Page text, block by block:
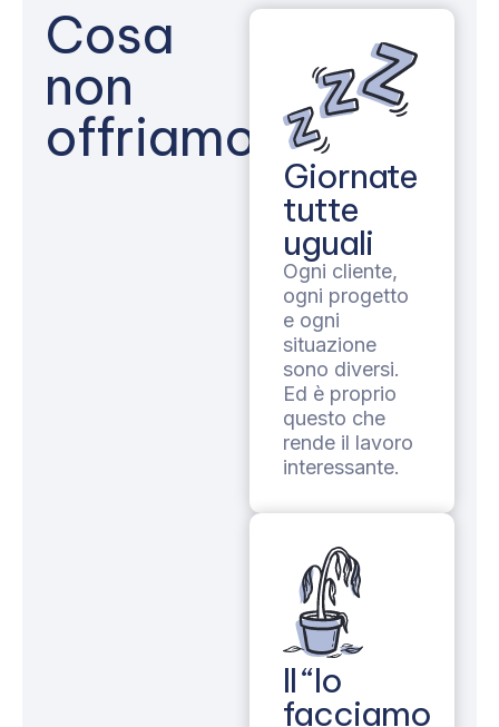
Cosa
non
offriamo
Giornate
tutte
uguali
Ogni cliente,
ogni progetto
e ogni
situazione
sono diversi.
Ed è proprio
questo che
rende il lavoro
interessante.
Il “lo
facciamo